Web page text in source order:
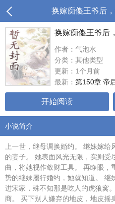
换嫁痴傻王爷后
换嫁痴傻王爷后
作者：气泡水
分类：其他类型
更新：1个月前
最新： 第150章 帝
开始阅读
小说简介
上一世，继母调换婚约。 继妹嫁
的妻子。 她表面风光无限，实则受
曲，将她视作敛财工具。 再睁眼
势的继妹履行婚约，她就知道。 继
进宋家，殊不知那是吃人的虎狼窝
商。 买下别人嫌弃的地皮，地皮摇